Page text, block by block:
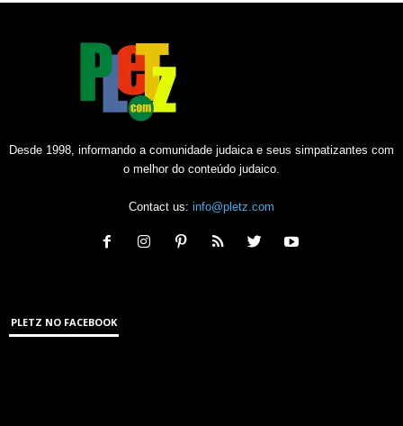
Desde 1998, informando a comunidade judaica e seus simpatizantes com
o melhor do conteúdo judaico.
Contact us: info@pletz.com
PLETZ NO FACEBOOK